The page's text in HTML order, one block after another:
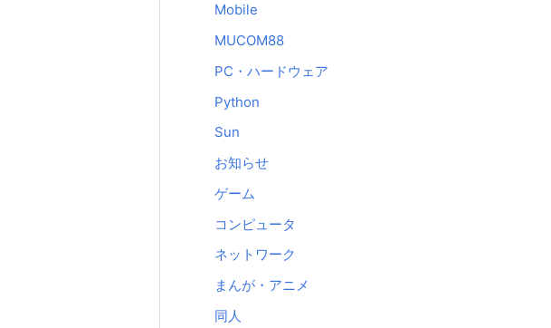
Mobile
MUCOM88
PC・ハードウェア
Python
Sun
お知らせ
ゲーム
コンピュータ
ネットワーク
まんが・アニメ
同人